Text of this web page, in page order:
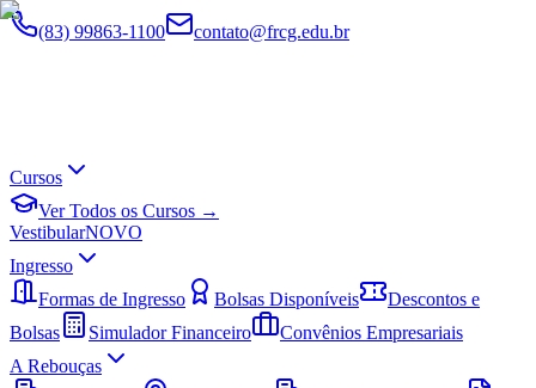
(83) 99863-1100 contato@frcg.edu.br
Cursos
Ver Todos os Cursos →
VestibularNOVO
Ingresso
Formas de Ingresso
Bolsas Disponíveis
Descontos e
Bolsas
Simulador Financeiro
Convênios Empresariais
A Rebouças